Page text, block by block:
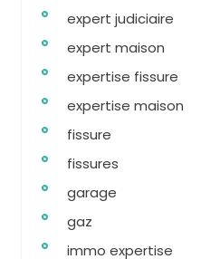
expert judiciaire
expert maison
expertise fissure
expertise maison
fissure
fissures
garage
gaz
immo expertise